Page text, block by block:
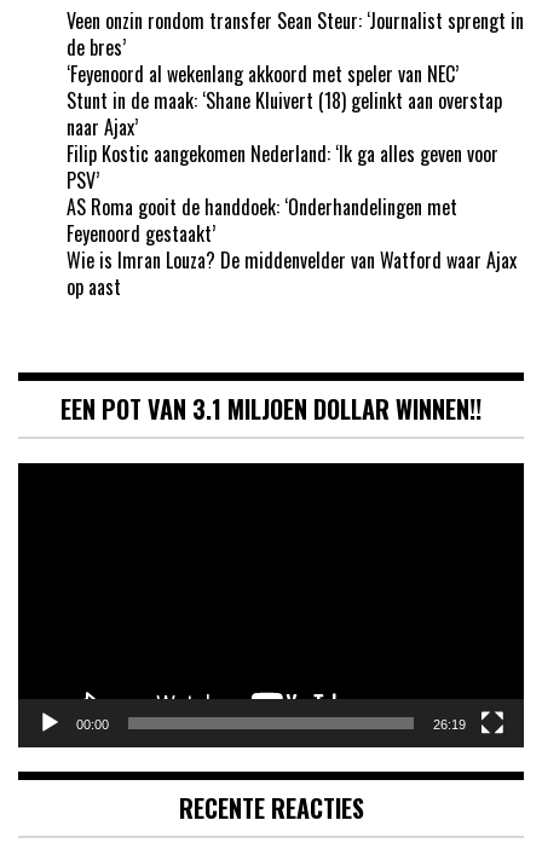
Veen onzin rondom transfer Sean Steur: ‘Journalist sprengt in
de bres’
‘Feyenoord al wekenlang akkoord met speler van NEC’
Stunt in de maak: ‘Shane Kluivert (18) gelinkt aan overstap
naar Ajax’
Filip Kostic aangekomen Nederland: ‘Ik ga alles geven voor
PSV’
AS Roma gooit de handdoek: ‘Onderhandelingen met
Feyenoord gestaakt’
Wie is Imran Louza? De middenvelder van Watford waar Ajax
op aast
EEN POT VAN 3.1 MILJOEN DOLLAR WINNEN!!
00:00 26:19
RECENTE REACTIES